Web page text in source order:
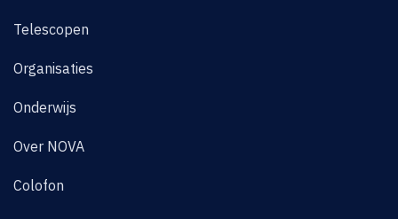
Telescopen
Organisaties
Onderwijs
Over NOVA
Colofon